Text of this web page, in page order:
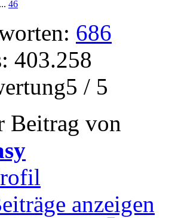
... 46
686
403.258
/ 5
Beitrag von
anzeigen